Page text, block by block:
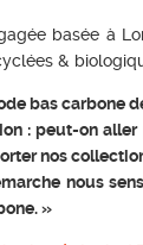
basée à
&
bas carbone
: peut-on
nos
nous
»